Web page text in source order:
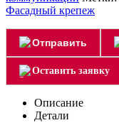
Фасадный крепеж
Отправить
Оставить заявку
Описание
Детали